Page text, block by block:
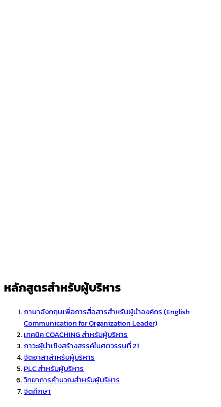
หลักสูตรสำหรับผู้บริหาร
ภาษาอังกฤษเพื่อการสื่อสารสำหรับผู้นำองค์กร (English
Communication for Organization Leader)
เทคนิค COACHING สำหรับผู้บริหาร
ภาวะผู้นำเชิงสร้างสรรค์ในศตวรรษที่ 21
จิตอาสาสำหรับผู้บริหาร
PLC สำหรับผู้บริหาร
วิทยาการคำนวณสำหรับผู้บริหาร
จิตศึกษา